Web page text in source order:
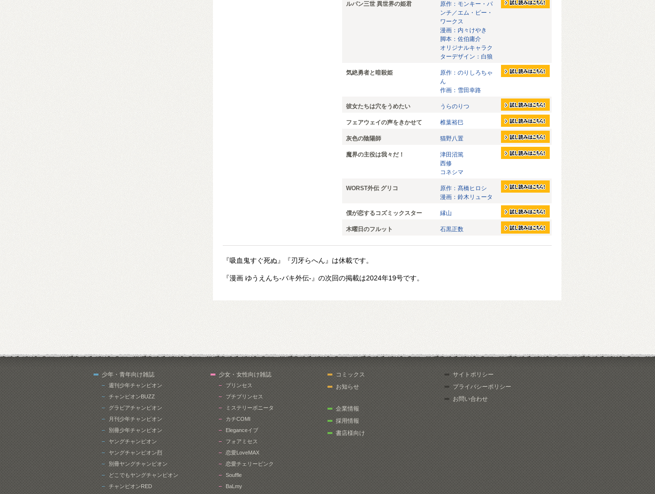
ルパン三世 異世界の姫君
原作：モンキー・パ
ンチ／エム・ピー・
ワークス
漫画：内々けやき
脚本：佐伯庸介
オリジナルキャラク
ターデザイン：白狼
気絶勇者と暗殺姫
原作：のりしろちゃ
ん
作画：雪田幸路
彼女たちは穴をうめたい うらのりつ
フェアウェイの声をきかせて 椎葉裕巳
灰色の陰陽師 猫野八置
魔界の主役は我々だ！
津田沼篤
西修
コネシマ
WORST外伝 グリコ
原作：髙橋ヒロシ
漫画：鈴木リュータ
僕が恋するコズミックスター 縁山
木曜日のフルット 石黒正数
『吸血鬼すぐ死ぬ』『刃牙らへん』は休載です。
『漫画 ゆうえんち-バキ外伝-』の次回の掲載は2024年19号です。
少年・青年向け雑誌
週刊少年チャンピオン
チャンピオンBUZZ
グラビアチャンピオン
月刊少年チャンピオン
別冊少年チャンピオン
ヤングチャンピオン
ヤングチャンピオン烈
別冊ヤングチャンピオン
どこでもヤングチャンピオン
チャンピオンRED
少女・女性向け雑誌
プリンセス
プチプリンセス
ミステリーボニータ
カチCOMI
Eleganceイブ
フォアミセス
恋愛LoveMAX
恋愛チェリーピンク
Souffle
BaLmy
コミックス
お知らせ
企業情報
採用情報
書店様向け
サイトポリシー
プライバシーポリシー
お問い合わせ